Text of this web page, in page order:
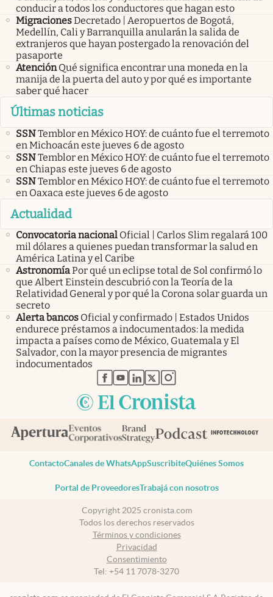
conducir a todos los conductores que hagan esto
MigracionesDecretado | Aeropuertos de Bogotá,
Medellín, Cali y Barranquilla anularán la salida de
extranjeros que hayan postergado la renovación del
pasaporte
Atención Qué significa encontrar una moneda en la
manija de la puerta del auto y por qué es importante
saber qué hacer
Últimas noticias
SSNTemblor en México HOY: de cuánto fue el terremoto
en Michoacán este jueves 6 de agosto
SSNTemblor en México HOY: de cuánto fue el terremoto
en Chiapas este jueves 6 de agosto
SSNTemblor en México HOY: de cuánto fue el terremoto
en Oaxaca este jueves 6 de agosto
Actualidad
Convocatoria nacional Oficial | Carlos Slim regalará 100
mil dólares a quienes puedan transformar la salud en
América Latina y el Caribe
AstronomíaPor qué un eclipse total de Sol confirmó lo
que Albert Einstein descubrió con la Teoría de la
Relatividad General y por qué la Corona solar guarda un
secreto
Alerta bancos Oficial y confirmado | Estados Unidos
endurece préstamos a indocumentados: la medida
impacta a países como de México, Guatemala y El
Salvador, con la mayor presencia de migrantes
indocumentados
abre en nueva pestaña
abre en nueva pestaña
abre en nueva pestaña
abre en nueva pestaña
abre en nueva pestaña
ContactoCanales de WhatsAppSuscribiteQuiénes Somos
Portal de ProveedoresTrabajá con nosotros
Copyright 2025 cronista.com
Todos los derechos reservados
Términos y condiciones
Privacidad
Consentimiento
Tel: +54 11 7078-3270